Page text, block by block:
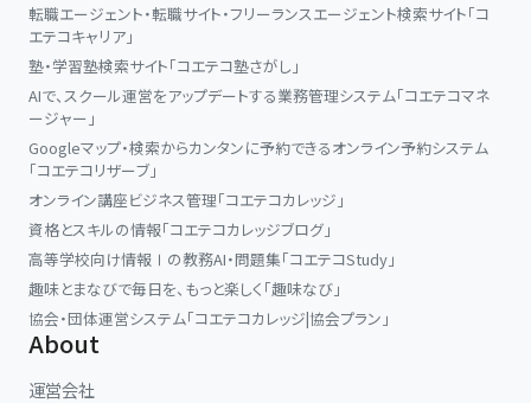
転職エージェント・転職サイト・フリーランスエージェント検索サイト「コ
エテコキャリア」
塾・学習塾検索サイト「コエテコ塾さがし」
AIで、スクール運営をアップデートする業務管理システム「コエテコマネ
ージャー」
Googleマップ・検索からカンタンに予約できるオンライン予約システム
「コエテコリザーブ」
オンライン講座ビジネス管理「コエテコカレッジ」
資格とスキルの情報「コエテコカレッジブログ」
高等学校向け情報Ⅰの教務AI・問題集「コエテコStudy」
趣味とまなびで毎日を、もっと楽しく「趣味なび」
協会・団体運営システム「コエテコカレッジ|協会プラン」
About
運営会社